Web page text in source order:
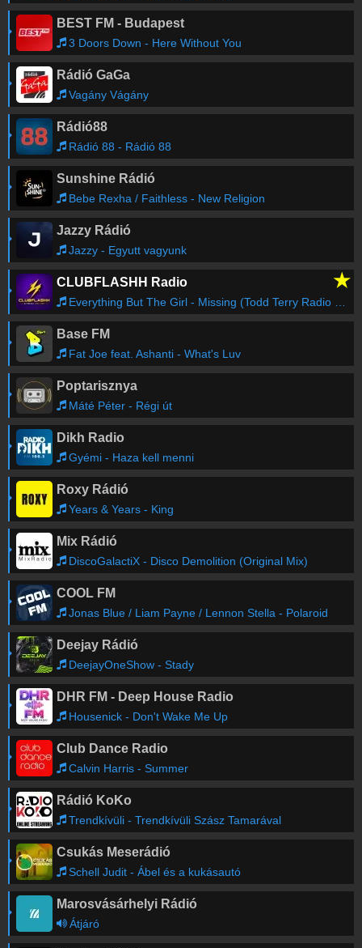
BEST FM - Budapest
3 Doors Down - Here Without You
Rádió GaGa
Vagány Vágány
Rádió88
Rádió 88 - Rádió 88
Sunshine Rádió
Bebe Rexha / Faithless - New Religion
Jazzy Rádió
Jazzy - Egyutt vagyunk
CLUBFLASHH Radio ★
Everything But The Girl - Missing (Todd Terry Radio Mix)
Base FM
Fat Joe feat. Ashanti - What's Luv
Poptarisznya
Máté Péter - Régi út
Dikh Radio
Gyémi - Haza kell menni
Roxy Rádió
Years & Years - King
Mix Rádió
DiscoGalactiX - Disco Demolition (Original Mix)
COOL FM
Jonas Blue / Liam Payne / Lennon Stella - Polaroid
Deejay Rádió
DeejayOneShow - Stady
DHR FM - Deep House Radio
Housenick - Don't Wake Me Up
Club Dance Radio
Calvin Harris - Summer
Rádió KoKo
Trendkívüli - Trendkívüli Szász Tamarával
Csukás Meserádió
Schell Judit - Ábel és a kukásautó
Marosvásárhelyi Rádió
Átjáró